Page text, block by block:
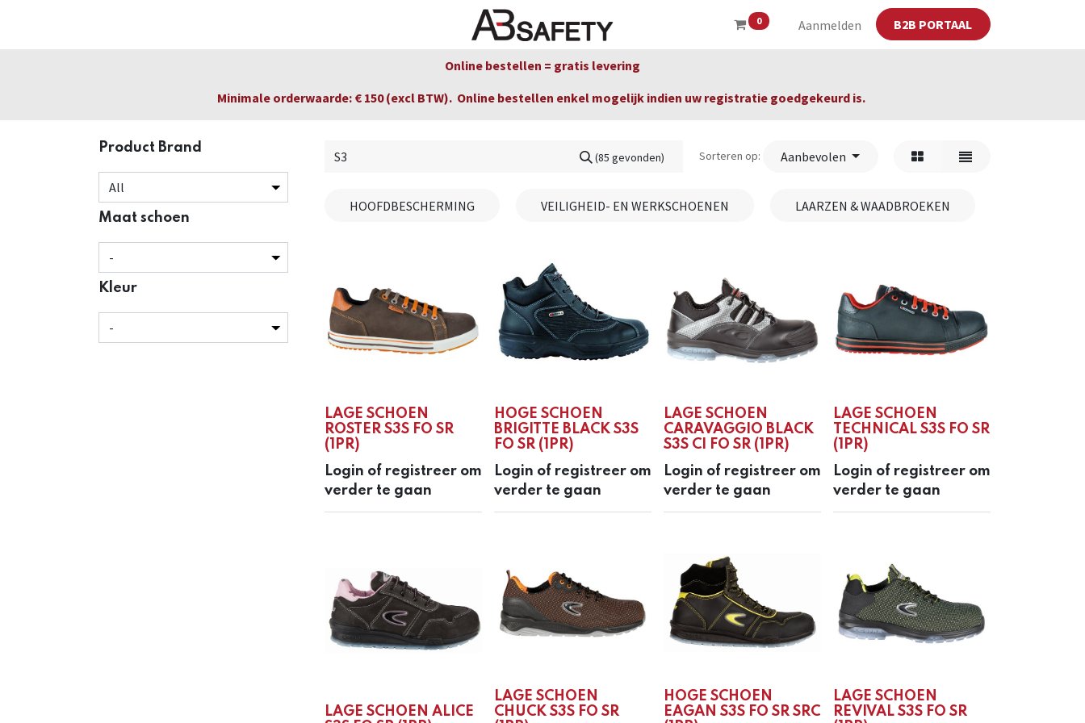
0 Aanmelden B2B PORTAAL
Winkel CE
Online bestellen = gratis levering
Minimale orderwaarde: € 150 (excl BTW). Online bestellen enkel mogelijk indien uw registratie goedgekeurd is.
Product Brand
Maat schoen
Kleur
(85 gevonden) Sorteren op: Aanbevolen
HOOFDBESCHERMING VEILIGHEID- EN WERKSCHOENEN LAARZEN & WAADBROEKEN
LAGE SCHOEN
ROSTER S3S FO SR
(1PR)
Login of registreer om
verder te gaan
HOGE SCHOEN
BRIGITTE BLACK S3S
FO SR (1PR)
Login of registreer om
verder te gaan
LAGE SCHOEN
CARAVAGGIO BLACK
S3S CI FO SR (1PR)
Login of registreer om
verder te gaan
LAGE SCHOEN
TECHNICAL S3S FO SR
(1PR)
Login of registreer om
verder te gaan
LAGE SCHOEN ALICE
LAGE SCHOEN
CHUCK S3S FO SR
HOGE SCHOEN
EAGAN S3S FO SR SRC
LAGE SCHOEN
REVIVAL S3S FO SR